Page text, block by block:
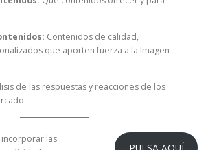
Contenidos de calidad,
que aporten fuerza a la Imagen
de las respuestas y reacciones de los
las